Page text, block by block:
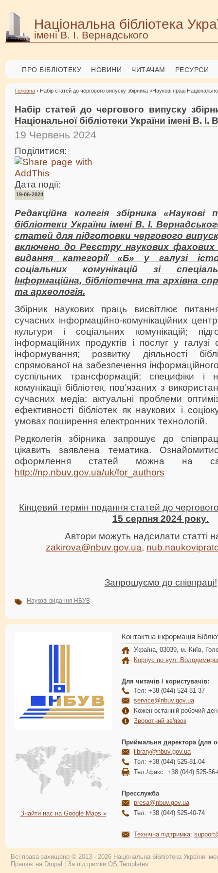
Національна бібліотека
імені В. І. Вернадського
ПРО БІБЛІОТЕКУ НОВИНИ ЧИТАЧАМ РЕСУРСИ
Головна › Набір статей до чергового випуску збірника «Наукові праці
Набір статей до чергового випуску
Національної бібліотеки України імені В.
19 Червень 2024
Поділитися:
Дата події:
19-06-2024
Редакційна колегія збірника «Наукові
бібліотеки України імені В. І.
статей для підготовки чергового
включено до Реєстру наукових фахових
видання категорії «Б» у галузі
соціальних комунікацій зі
Інформаційна, бібліотечна та архівна
та археологія.
Збірник наукових праць висвітлює
сучасних інформаційно-комунікаційних
культури і соціальних комунікацій;
інформаційних продуктів і послуг у галузі
інформування; розвитку діяльності
спрямованої на забезпечення
суспільних трансформацій; специфіки і
комунікації бібліотек, пов’язаних з
сучасних медіа; актуальні проблеми
ефективності бібліотек як наукових і
умовах поширення електронних технологій.
Редколегія збірника запрошує до
цікавить заявлена тематика.
оформлення статей можна на
http://np.nbuv.gov.ua/uk/for_authors
Кінцевий термін подання статей до
15 серпня 2024 року.
Автори можуть надсилати статті
zakirova@nbuv.gov.ua,
Запрошуємо до співпраці!
Наукові видання НБУВ
Знайти нас на Google Maps »
Контактна інформація
Україна, 03039, м. Київ,
Корпус по вул.
Для читачів / користувачів:
Тел: +38 (044) 524-81-37
service@nbuv.gov.ua
Кожен останній робочий
Зворотний зв'язок
Приймальня директора (для
library@nbuv.gov.ua
Тел: +38 (044) 525-81-04
Тел./факс: +38 (044) 525-56-
Пресслужба
presa@nbuv.gov.ua
Тел: +38 (044) 525-40-74
Технічна підтримка:
Всі права захищено © 2013 - 2026 Національна бібліотека України
Працює на Drupal | За підтримки OS Templates